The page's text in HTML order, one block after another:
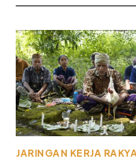
JARINGAN KERJA